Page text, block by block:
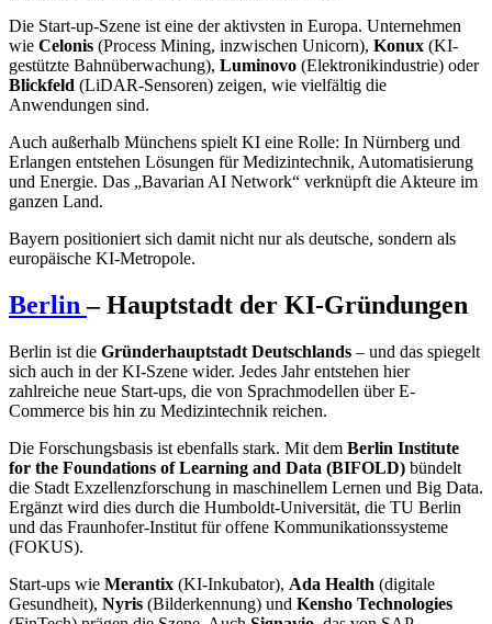
Die Start-up-Szene ist eine der aktivsten in Europa. Unternehmen
wie Celonis (Process Mining, inzwischen Unicorn), Konux (KI-
gestützte Bahnüberwachung), Luminovo (Elektronikindustrie) oder
Blickfeld (LiDAR-Sensoren) zeigen, wie vielfältig die
Anwendungen sind.
Auch außerhalb Münchens spielt KI eine Rolle: In Nürnberg und
Erlangen entstehen Lösungen für Medizintechnik, Automatisierung
und Energie. Das „Bavarian AI Network“ verknüpft die Akteure im
ganzen Land.
Bayern positioniert sich damit nicht nur als deutsche, sondern als
europäische KI-Metropole.
Berlin– Hauptstadt der KI-Gründungen
Berlin ist die Gründerhauptstadt Deutschlands – und das spiegelt
sich auch in der KI-Szene wider. Jedes Jahr entstehen hier
zahlreiche neue Start-ups, die von Sprachmodellen über E-
Commerce bis hin zu Medizintechnik reichen.
Die Forschungsbasis ist ebenfalls stark. Mit dem Berlin Institute
for the Foundations of Learning and Data (BIFOLD) bündelt
die Stadt Exzellenzforschung in maschinellem Lernen und Big Data.
Ergänzt wird dies durch die Humboldt-Universität, die TU Berlin
und das Fraunhofer-Institut für offene Kommunikationssysteme
(FOKUS).
Start-ups wie Merantix (KI-Inkubator), Ada Health (digitale
Gesundheit), Nyris (Bilderkennung) und Kensho Technologies